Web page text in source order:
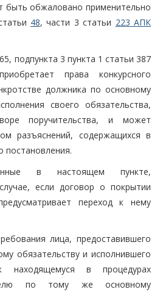
обжаловано применительно
48, части 3 статьи 223 АПК
подпункта 3 пункта 1 статьи 387
права конкурсного
должника по основному
своего обязательства,
поручительства, и может
разъяснений, содержащихся в
постановления.
в настоящем пункте,
если договор о покрытии
переход к нему
лица, предоставившего
обязательству и исполнившего
находящемуся в процедурах
по тому же основному